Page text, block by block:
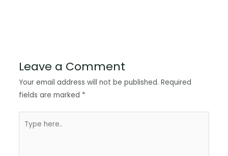
Leave a Comment
Your email address will not be published. Required
fields are marked *